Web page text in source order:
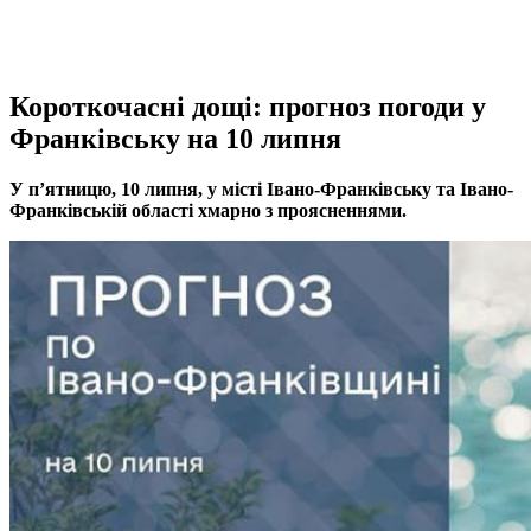
Короткочасні дощі: прогноз погоди у
Франківську на 10 липня
У п’ятницю, 10 липня, у місті Івано-Франківську та Івано-
Франківській області хмарно з проясненнями.